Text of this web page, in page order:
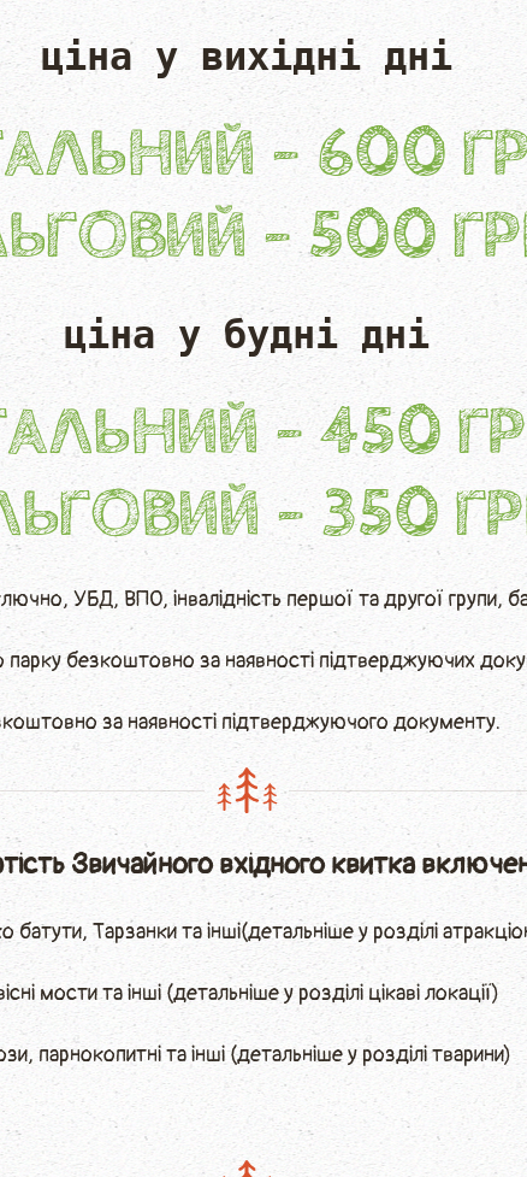
ціна у вихідні дні
- 600
- 500
ціна у будні дні
- 450
- 350
УБД, ВПО, інвалідність першої та другої
безкоштовно за наявності підтверджуючих
за наявності підтверджуючого документу.
Звичайноговхідного квитка
Тарзанки та інші(детальніше у розділі
мости та інші (детальніше у розділі цікаві локації)
парнокопитні та інші (детальніше у розділі тварини)